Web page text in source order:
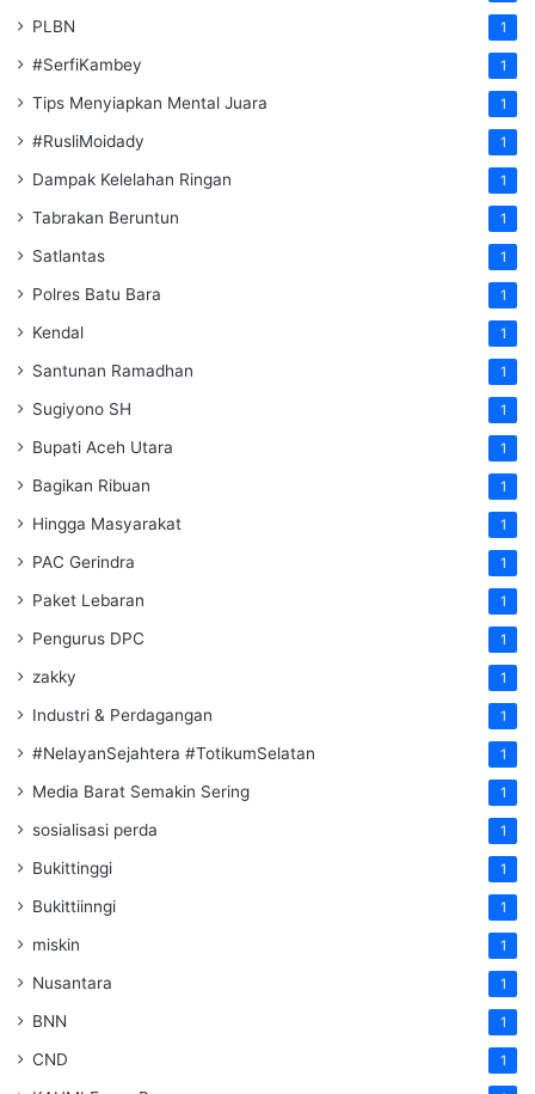
PLBN 1
#SerfiKambey 1
Tips Menyiapkan Mental Juara 1
#RusliMoidady 1
Dampak Kelelahan Ringan 1
Tabrakan Beruntun 1
Satlantas 1
Polres Batu Bara 1
Kendal 1
Santunan Ramadhan 1
Sugiyono SH 1
Bupati Aceh Utara 1
Bagikan Ribuan 1
Hingga Masyarakat 1
PAC Gerindra 1
Paket Lebaran 1
Pengurus DPC 1
zakky 1
Industri & Perdagangan 1
#NelayanSejahtera #TotikumSelatan 1
Media Barat Semakin Sering 1
sosialisasi perda 1
Bukittinggi 1
Bukittiinngi 1
miskin 1
Nusantara 1
BNN 1
CND 1